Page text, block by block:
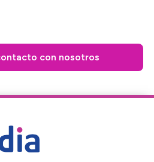
con nosotros